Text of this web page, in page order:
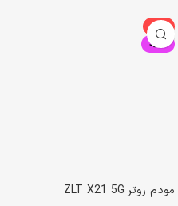
-3%
جدید
مودم روتر ZLT X21 5G